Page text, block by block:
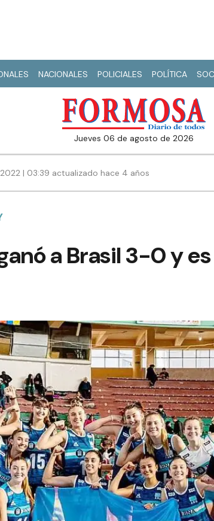
NACIONALES POLICIALES POLÍTICA
jueves 06 de agosto de 2026
| 03:39 actualizado hace 4 años
a Brasil 3-0 y